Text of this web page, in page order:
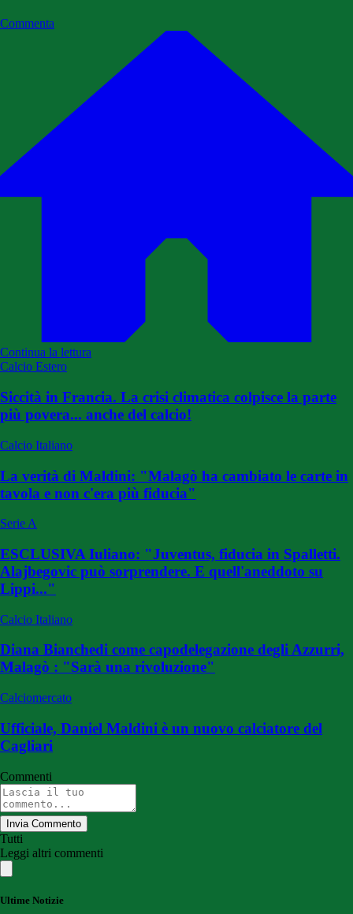
Commenta
Continua la lettura
Calcio Estero
Siccità in Francia. La crisi climatica colpisce la parte
più povera... anche del calcio!
Calcio Italiano
La verità di Maldini: "Malagò ha cambiato le carte in
tavola e non c'era più fiducia"
Serie A
ESCLUSIVA Iuliano: "Juventus, fiducia in Spalletti.
Alajbegovic può sorprendere. E quell'aneddoto su
Lippi..."
Calcio Italiano
Diana Bianchedi come capodelegazione degli Azzurri,
Malagò : "Sarà una rivoluzione"
Calciomercato
Ufficiale, Daniel Maldini è un nuovo calciatore del
Cagliari
Commenti
Invia Commento
Tutti
Leggi altri commenti
Ultime Notizie